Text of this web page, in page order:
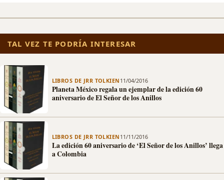
TAL VEZ TE PODRÍA INTERESAR
LIBROS DE JRR TOLKIEN 11/04/2016
Planeta México regala un ejemplar de la edición 60
aniversario de El Señor de los Anillos
LIBROS DE JRR TOLKIEN 11/11/2016
La edición 60 aniversario de ‘El Señor de los Anillos’ llega
a Colombia